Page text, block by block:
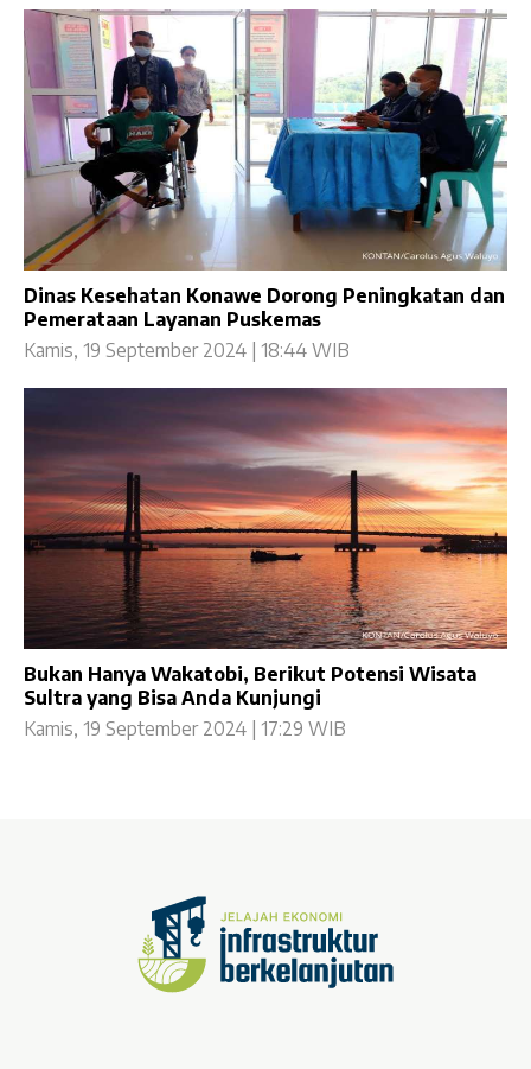
Dinas Kesehatan Konawe Dorong Peningkatan dan
Pemerataan Layanan Puskemas
Kamis, 19 September 2024 | 18:44 WIB
Bukan Hanya Wakatobi, Berikut Potensi Wisata
Sultra yang Bisa Anda Kunjungi
Kamis, 19 September 2024 | 17:29 WIB